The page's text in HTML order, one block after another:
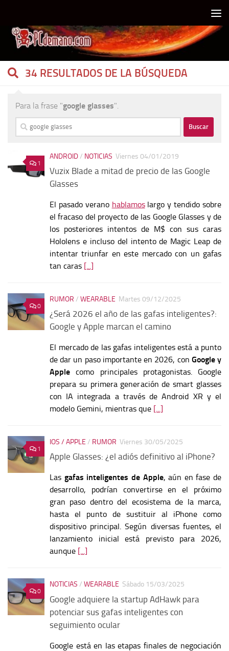
34 RESULTADOS DE LA BÚSQUEDA
Para la frase "google glasses".
Buscar:
1
ANDROID/ NOTICIAS Viernes 04/01/2019
Vuzix Blade a mitad de precio de las Google
Glasses
El pasado verano hablamoslargo y tendido sobre
el fracaso del proyecto de las Google Glasses y de
los posteriores intentos de M$ con sus caras
Hololens e incluso del intento de Magic Leap de
intentar triunfar en este mercado con un gafas
tan caras [...]
0
RUMOR / WEARABLE Martes 09/12/2025
¿Será 2026 el año de las gafas inteligentes?:
Google y Apple marcan el camino
El mercado de las gafas inteligentes está a punto
de dar un paso importante en 2026, con Google y
Apple como principales protagonistas. Google
prepara su primera generación de smart glasses
con IA integrada a través de Android XR y el
modelo Gemini, mientras que [...]
1
IOS / APPLE / RUMOR Viernes 30/05/2025
Apple Glasses: ¿el adiós definitivo al iPhone?
Las gafas inteligentes de Apple, aún en fase de
desarrollo, podrían convertirse en el próximo
gran paso dentro del ecosistema de la marca,
hasta el punto de sustituir al iPhone como
dispositivo principal. Según diversas fuentes, el
lanzamiento inicial está previsto para 2026,
aunque [...]
0
NOTICIAS / WEARABLE Sábado 15/03/2025
Google adquiere la startup AdHawk para
potenciar sus gafas inteligentes con
seguimiento ocular
Google está en las etapas finales de negociación